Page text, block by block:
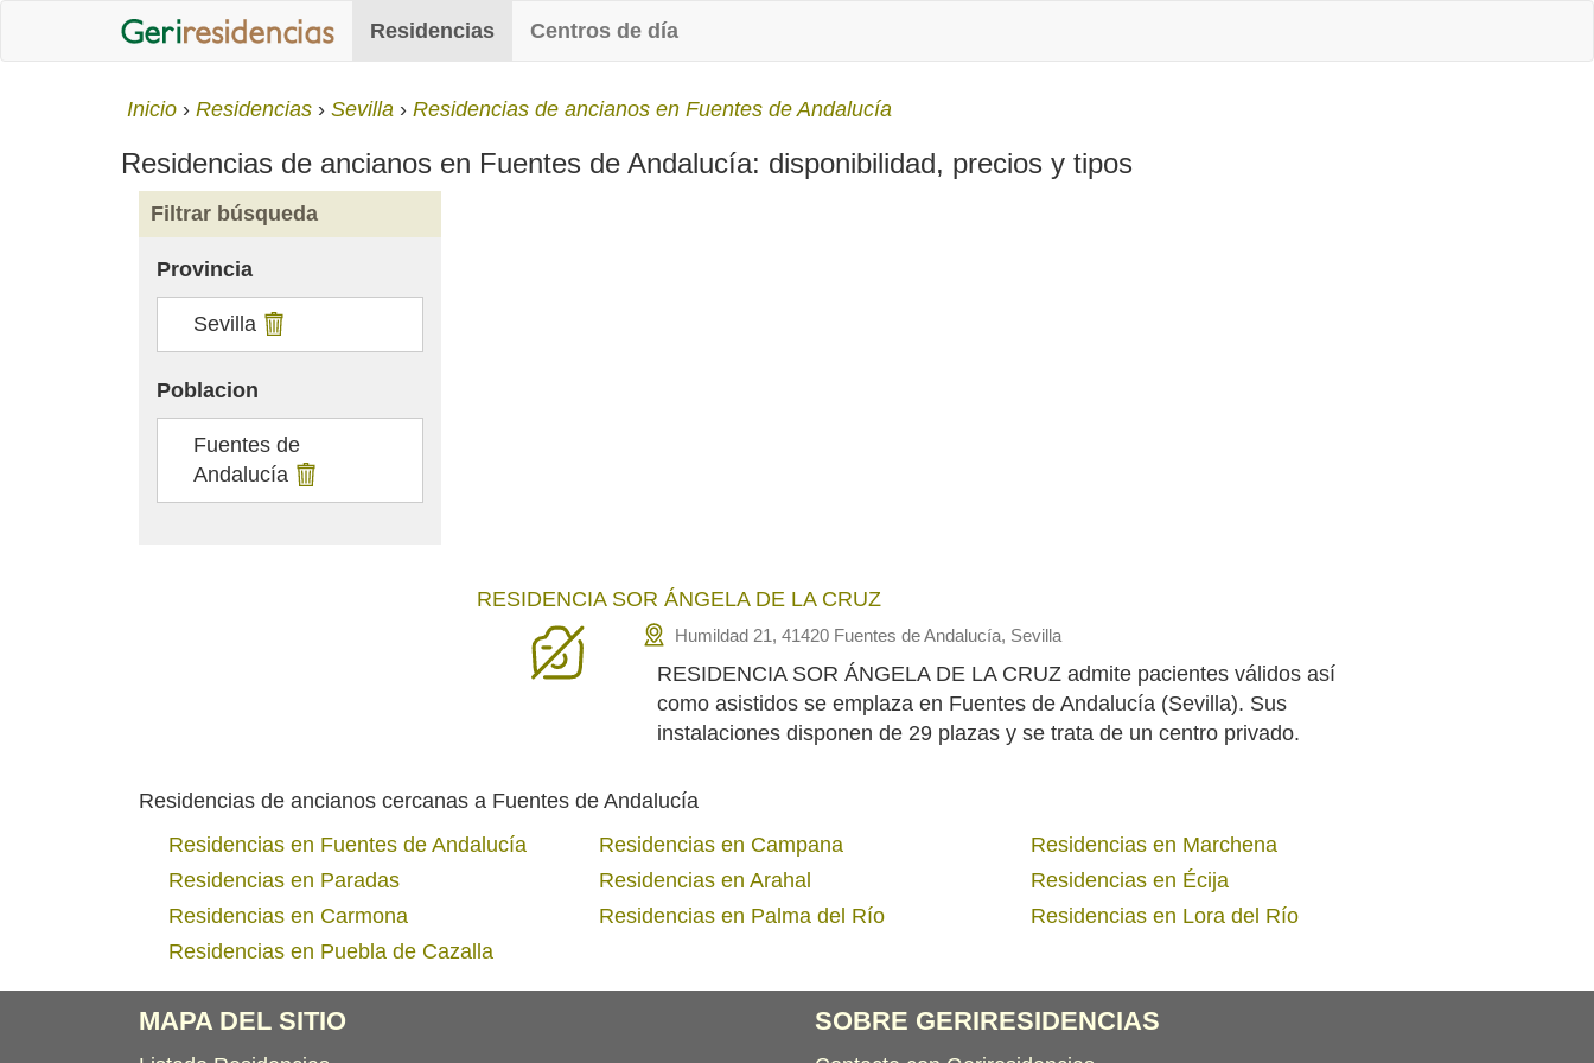
Residencias Centros de día
Inicio Residencias Sevilla Residencias de ancianos en Fuentes de Andalucía
Residencias de ancianos en Fuentes de Andalucía: disponibilidad, precios y tipos
Filtrar búsqueda
Provincia
Sevilla
Poblacion
Fuentes de
Andalucía
RESIDENCIA SOR ÁNGELA DE LA CRUZ
Humildad 21, 41420 Fuentes de Andalucía, Sevilla
RESIDENCIA SOR ÁNGELA DE LA CRUZ admite pacientes válidos así
como asistidos se emplaza en Fuentes de Andalucía (Sevilla). Sus
instalaciones disponen de 29 plazas y se trata de un centro privado.
Residencias de ancianos cercanas a Fuentes de Andalucía
Residencias en Fuentes de Andalucía
Residencias en Campana
Residencias en Marchena
Residencias en Paradas
Residencias en Arahal
Residencias en Écija
Residencias en Carmona
Residencias en Palma del Río
Residencias en Lora del Río
Residencias en Puebla de Cazalla
MAPA DEL SITIO SOBRE GERIRESIDENCIAS